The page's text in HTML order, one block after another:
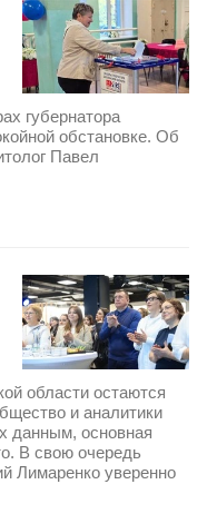
губернатора
обстановке. Об
Павел
области остаются
и аналитики
данным, основная
В свою очередь
Лимаренко уверенно